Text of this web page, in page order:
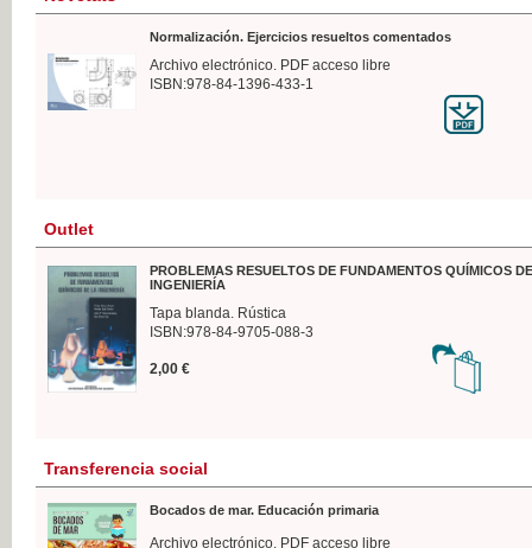
Normalización. Ejercicios resueltos comentados
Archivo electrónico. PDF acceso libre
ISBN:978-84-1396-433-1
Outlet
PROBLEMAS RESUELTOS DE FUNDAMENTOS QUÍMICOS
INGENIERÍA
Tapa blanda. Rústica
ISBN:978-84-9705-088-3
2,00 €
Transferencia social
Bocados de mar. Educación primaria
Archivo electrónico. PDF acceso libre